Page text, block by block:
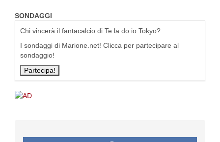
SONDAGGI
Chi vincerà il fantacalcio di Te la do io Tokyo?
I sondaggi di Marione.net! Clicca per partecipare al
sondaggio!